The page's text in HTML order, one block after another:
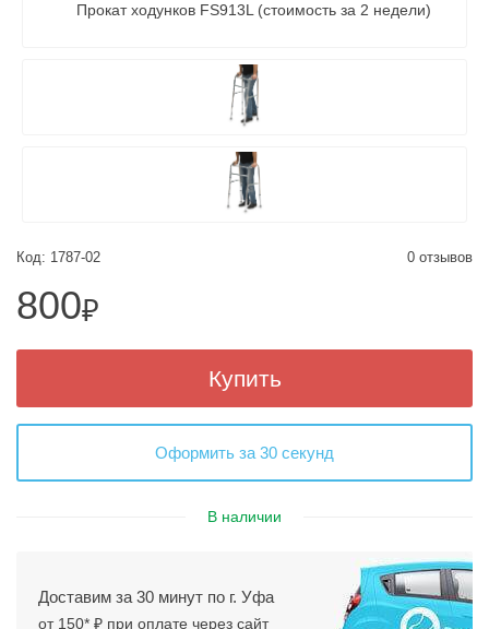
Код: 1787-02 0 отзывов
800₽
Купить
Оформить за 30 секунд
В наличии
Доставим за 30 минут по г. Уфа
от 150* ₽ при оплате через сайт